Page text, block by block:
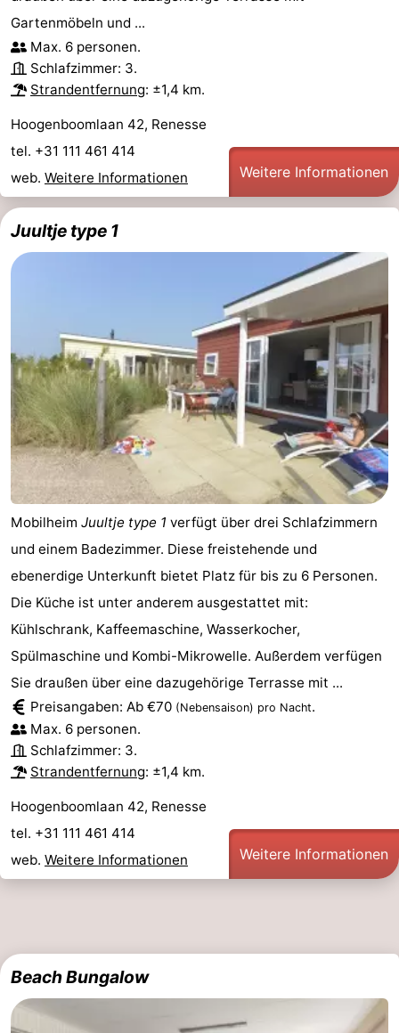
Gartenmöbeln und ...
Max. 6 personen.
Schlafzimmer: 3.
Strandentfernung: ±1,4 km.
Hoogenboomlaan 42, Renesse
tel. +31 111 461 414
web. Weitere Informationen Weitere Informationen
Juultje type 1
Mobilheim Juultje type 1 verfügt über drei Schlafzimmern
und einem Badezimmer. Diese freistehende und
ebenerdige Unterkunft bietet Platz für bis zu 6 Personen.
Die Küche ist unter anderem ausgestattet mit:
Kühlschrank, Kaffeemaschine, Wasserkocher,
Spülmaschine und Kombi-Mikrowelle. Außerdem verfügen
Sie draußen über eine dazugehörige Terrasse mit ...
Preisangaben: Ab €70 (Nebensaison) pro Nacht.
Max. 6 personen.
Schlafzimmer: 3.
Strandentfernung: ±1,4 km.
Hoogenboomlaan 42, Renesse
tel. +31 111 461 414
web. Weitere Informationen Weitere Informationen
Beach Bungalow